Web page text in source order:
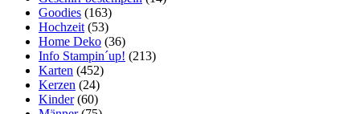
Goodies (163)
Hochzeit (53)
Home Deko (36)
Info Stampin´up! (213)
Karten (452)
Kerzen (24)
Kinder(60)